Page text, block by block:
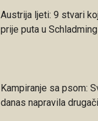
Austrija ljeti: 9 stvari
prije puta u Schladming
Kampiranje sa psom:
danas napravila